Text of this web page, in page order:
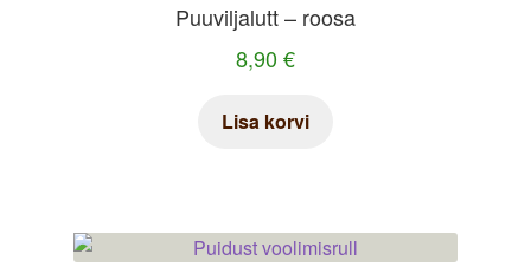
Puuviljalutt – roosa
8,90 €
Lisa korvi